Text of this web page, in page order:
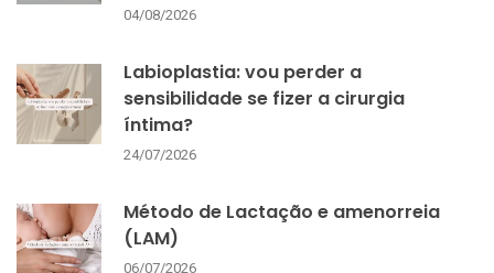
04/08/2026
Labioplastia: vou perder a
sensibilidade se fizer a cirurgia
íntima?
24/07/2026
Método de Lactação e amenorreia
(LAM)
06/07/2026